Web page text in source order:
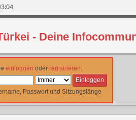
einloggen oder registrieren.
Passwort und Sitzungslänge